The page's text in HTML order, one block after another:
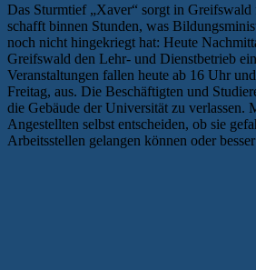
Das Sturmtief „Xaver“ sorgt in
schafft binnen Stunden, was
noch nicht hingekriegt hat: Heute
Greifswald den Lehr- und Dienstbetrieb
Veranstaltungen fallen heute ab 16 Uhr
Freitag, aus. Die Beschäftigten und
die Gebäude der Universität zu verlassen.
Angestellten selbst entscheiden, ob sie
Arbeitsstellen gelangen können oder